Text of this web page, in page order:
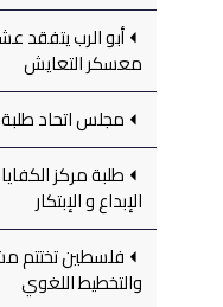
أبو الرب يتفقد
معسكر التعايش
مجلس اتحاد
طلبة مركز
الإبداع و الإبتكار
فلسطين تختتم
والتخطيط اللغوي